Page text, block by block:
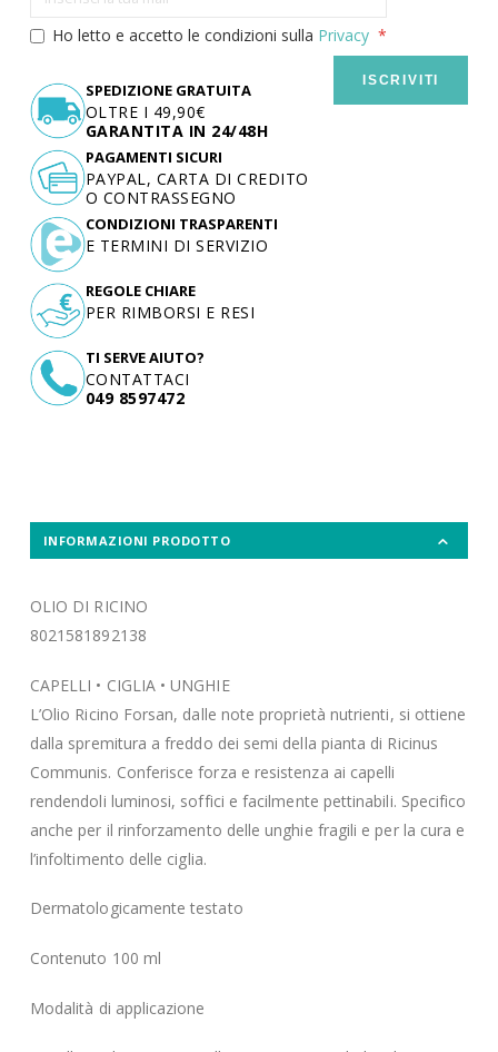
Ho letto e accetto le condizioni sulla Privacy
ISCRIVITI
SPEDIZIONE GRATUITA
OLTRE I 49,90€
GARANTITA IN 24/48H
TI SERVE AIUTO?
CONTATTACI
049 8597472
PAGAMENTI SICURI
PAYPAL, CARTA DI CREDITO
O CONTRASSEGNO
CONDIZIONI TRASPARENTI
E TERMINI DI SERVIZIO
REGOLE CHIARE
PER RIMBORSI E RESI
INFORMAZIONI PRODOTTO
OLIO DI RICINO
8021581892138
CAPELLI • CIGLIA • UNGHIE
L’Olio Ricino Forsan, dalle note proprietà nutrienti, si ottiene
dalla spremitura a freddo dei semi della pianta di Ricinus
Communis. Conferisce forza e resistenza ai capelli
rendendoli luminosi, soffici e facilmente pettinabili. Specifico
anche per il rinforzamento delle unghie fragili e per la cura e
l’infoltimento delle ciglia.
Dermatologicamente testato
Contenuto 100 ml
Modalità di applicazione